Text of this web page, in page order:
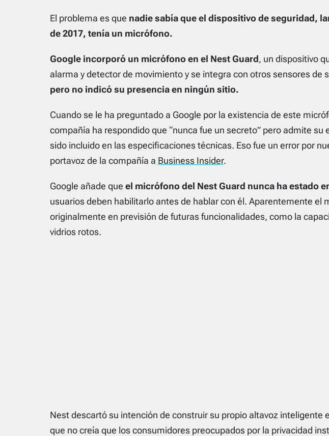
El problema es que nadie sabía que el dispositivo de seguridad,
de 2017, tenía un micrófono.
Google incorporó un micrófono en el Nest Guard, un dispositivo
alarma y detector de movimiento y se integra con otros sensores de
pero no indicó su presencia en ningún sitio.
Cuando se le ha preguntado a Google por la existencia de este
compañía ha respondido que “nunca fue un secreto”pero admite su
sido incluido en las especificaciones técnicas. Eso fue un error por
portavoz de la compañía a Business Insider.
Google añade que el micrófono del Nest Guard nunca ha estado
usuarios deben habilitarlo antes de hablar con él. Aparentemente el
originalmente en previsión de futuras funcionalidades, como la
vidrios rotos.
Nest descartó su intención de construir su propio altavoz inteligente
que no creía que los consumidores preocupados por la privacidad